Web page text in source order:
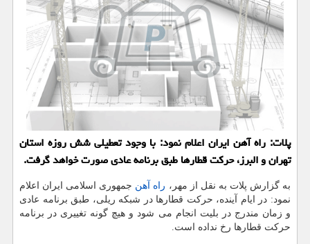
پلات: راه آهن ایران اعلام نمود: با وجود تعطیلی شش روزه استان
تهران و البرز، حرکت قطارها طبق برنامه عادی صورت خواهد گرفت.
به گزارش پلات به نقل از مهر، راه آهن جمهوری اسلامی ایران اعلام
نمود: در ایام آینده، حرکت قطارها در شبکه ریلی، طبق برنامه عادی
و زمان مندرج در بلیت انجام می شود و هیچ گونه تغییری در برنامه
حرکت قطارها رخ نداده است.